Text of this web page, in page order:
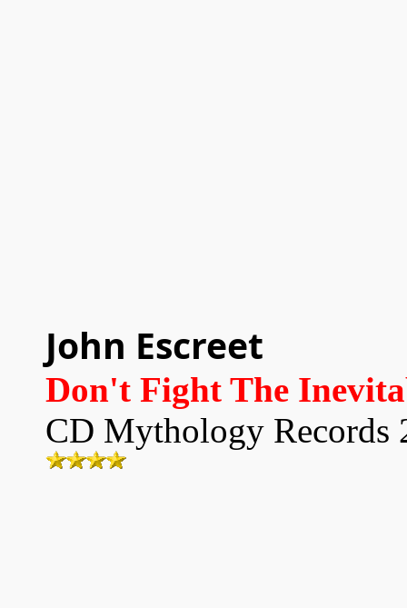
John Escreet
Don't Fight The
CD Mythology Records